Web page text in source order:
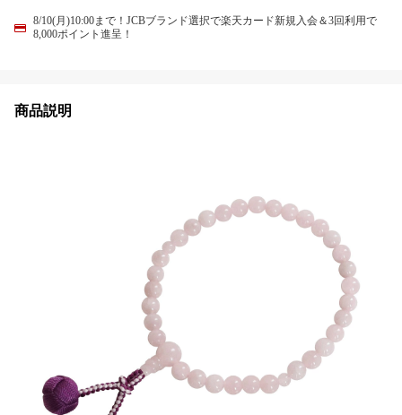
8/10(月)10:00まで！JCBブランド選択で楽天カード新規入会＆3回利用で
8,000ポイント進呈！
商品説明